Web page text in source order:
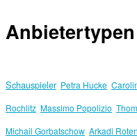
Anbietertypen
Schauspieler Petra Hucke
Rochlitz Massimo Popolizio
Michail Gorbatschow Arkadi